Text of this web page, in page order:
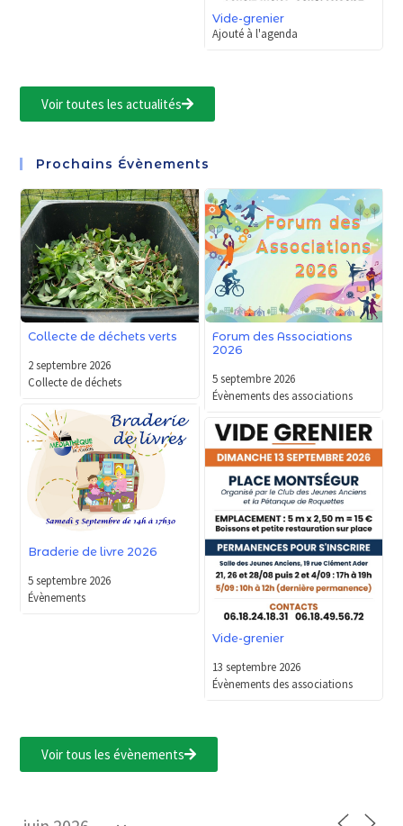
Vide-grenier
Ajouté à l'agenda
Voir toutes les actualités
Prochains Évènements
Collecte de déchets verts
2 septembre 2026
Collecte de déchets
Forum des Associations
2026
5 septembre 2026
Évènements des associations
Braderie de livre 2026
5 septembre 2026
Évènements
Vide-grenier
13 septembre 2026
Évènements des associations
Voir tous les évènements